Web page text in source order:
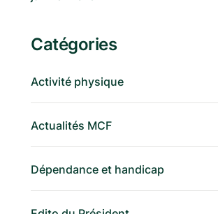
Catégories
Activité physique
Actualités MCF
Dépendance et handicap